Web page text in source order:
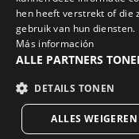
Juridische kennisgeving
hen heeft verstrekt of die
gebruik van hun diensten.
Más información
ALLE PARTNERS
DETAILS TONEN
ALLES WEIGEREN